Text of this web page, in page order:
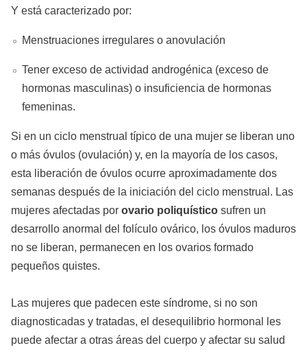
Y está caracterizado por:
Menstruaciones irregulares o anovulación
Tener exceso de actividad androgénica (exceso de
hormonas masculinas) o insuficiencia de hormonas
femeninas.
Si en un ciclo menstrual típico de una mujer se liberan uno
o más óvulos (ovulación) y, en la mayoría de los casos,
esta liberación de óvulos ocurre aproximadamente dos
semanas después de la iniciación del ciclo menstrual. Las
mujeres afectadas por ovario poliquístico sufren un
desarrollo anormal del folículo ovárico, los óvulos maduros
no se liberan, permanecen en los ovarios formado
pequeños quistes.
Las mujeres que padecen este síndrome, si no son
diagnosticadas y tratadas, el desequilibrio hormonal les
puede afectar a otras áreas del cuerpo y afectar su salud